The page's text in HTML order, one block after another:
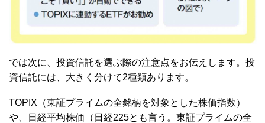
では次に、投資信託を選ぶ際の注意点をお伝えします。投
資信託には、大きく分けて2種類あります。
TOPIX（東証プライムの全銘柄を対象とした株価指数）
や、日経平均株価（日経225とも言う。東証プライムの全